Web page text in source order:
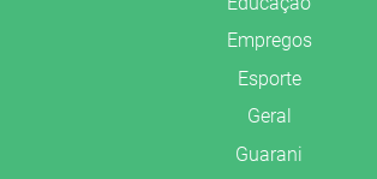
Empregos
Esporte
Geral
Guarani